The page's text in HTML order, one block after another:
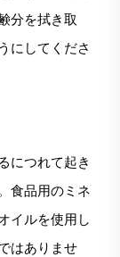
分を拭き取
にしてくださ
につれて起き
食品用のミネ
イルを使用し
はありませ